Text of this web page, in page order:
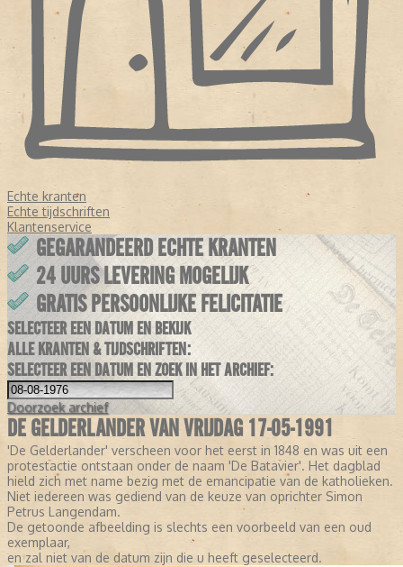
Echte kranten
Echte tijdschriften
Klantenservice
GEGARANDEERD ECHTE KRANTEN
24 UURS LEVERING MOGELIJK
GRATIS PERSOONLIJKE FELICITATIE
SELECTEER EEN DATUM EN BEKIJK
ALLE KRANTEN & TIJDSCHRIFTEN:
SELECTEER EEN DATUM EN ZOEK IN HET ARCHIEF:
Doorzoek archief
DE GELDERLANDER VAN VRIJDAG 17-05-1991
'De Gelderlander' verscheen voor het eerst in 1848 en was uit een
protestactie ontstaan onder de naam 'De Batavier'. Het dagblad
hield zich met name bezig met de emancipatie van de katholieken.
Niet iedereen was gediend van de keuze van oprichter Simon
Petrus Langendam.
De getoonde afbeelding is slechts een voorbeeld van een oud
exemplaar,
en zal niet van de datum zijn die u heeft geselecteerd.